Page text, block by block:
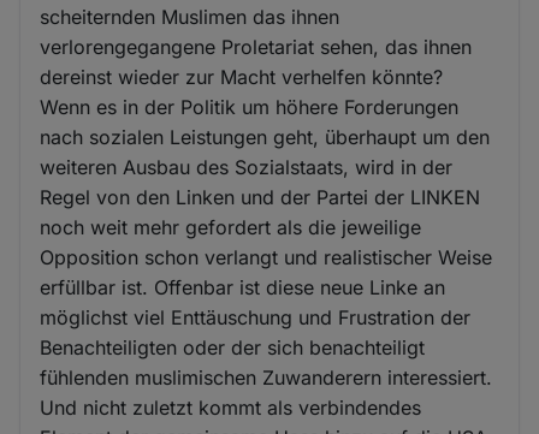
scheiternden Muslimen das ihnen
verlorengegangene Proletariat sehen, das ihnen
dereinst wieder zur Macht verhelfen könnte?
Wenn es in der Politik um höhere Forderungen
nach sozialen Leistungen geht, überhaupt um den
weiteren Ausbau des Sozialstaats, wird in der
Regel von den Linken und der Partei der LINKEN
noch weit mehr gefordert als die jeweilige
Opposition schon verlangt und realistischer Weise
erfüllbar ist. Offenbar ist diese neue Linke an
möglichst viel Enttäuschung und Frustration der
Benachteiligten oder der sich benachteiligt
fühlenden muslimischen Zuwanderern interessiert.
Und nicht zuletzt kommt als verbindendes